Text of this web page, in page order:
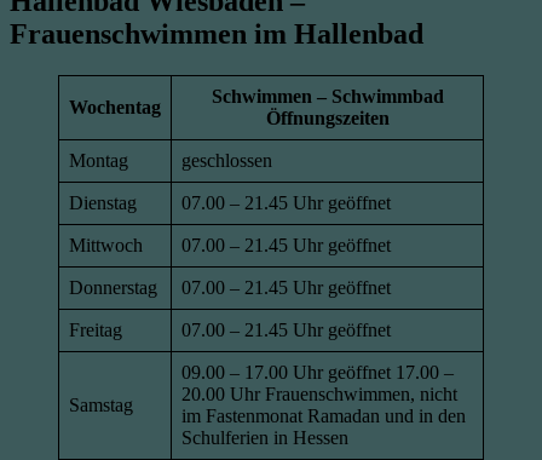
Frauenschwimmen im Hallenbad
Wochentag
Schwimmen – Schwimmbad
Öffnungszeiten
Montag geschlossen
Dienstag 07.00 – 21.45 Uhr geöffnet
Mittwoch 07.00 – 21.45 Uhr geöffnet
Donnerstag 07.00 – 21.45 Uhr geöffnet
Freitag 07.00 – 21.45 Uhr geöffnet
Samstag
09.00 – 17.00 Uhr geöffnet 17.00 –
20.00 Uhr Frauenschwimmen, nicht
im Fastenmonat Ramadan und in den
Schulferien in Hessen